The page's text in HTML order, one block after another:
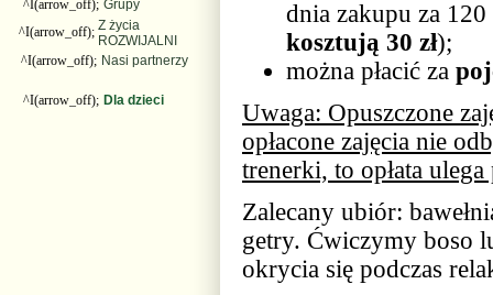
^I(arrow_off); Grupy
^I(arrow_off); Z życia
ROZWIJALNI
^I(arrow_off); Nasi partnerzy
^I(arrow_off); Dla dzieci
dnia zakupu za 120
kosztują 30 zł);
można płacić za
Uwaga: Opuszczone
opłacone zajęcia nie
trenerki, to opłata
Zalecany ubiór:
getry. Ćwiczymy boso
okrycia się podczas